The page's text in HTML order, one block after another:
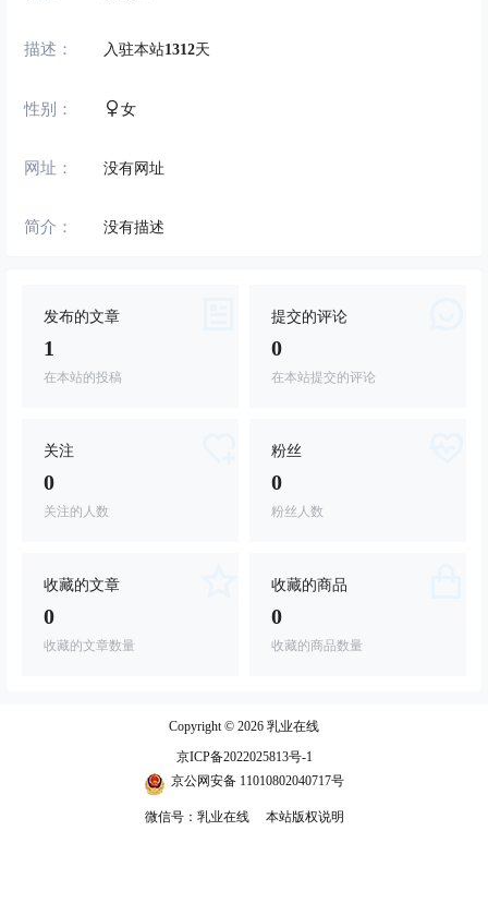
描述： 入驻本站1312天
性别： 女
网址： 没有网址
简介： 没有描述
发布的文章
1
在本站的投稿
提交的评论
0
在本站提交的评论
关注
0
关注的人数
粉丝
0
粉丝人数
收藏的文章
0
收藏的文章数量
收藏的商品
0
收藏的商品数量
Copyright © 2026 乳业在线
京ICP备2022025813号-1
京公网安备 11010802040717号
微信号：乳业在线 本站版权说明